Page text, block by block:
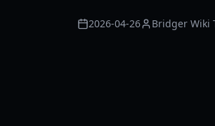
2026-04-26 Bridger Wiki